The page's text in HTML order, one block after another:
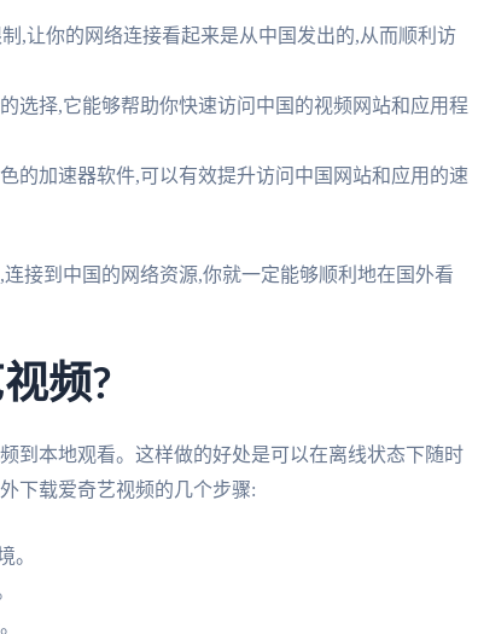
,让你的网络连接看起来是从中国发出的,从而顺利访
选择,它能够帮助你快速访问中国的视频网站和应用程
的加速器软件,可以有效提升访问中国网站和应用的速
接到中国的网络资源,你就一定能够顺利地在国外看
频?
到本地观看。这样做的好处是可以在离线状态下随时
下载爱奇艺视频的几个步骤:
。